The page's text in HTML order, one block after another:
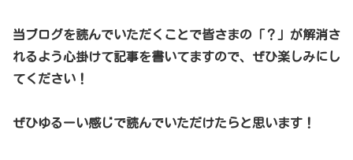
当ブログを読んでいただくことで皆さまの「？」が解消さ
れるよう心掛けて記事を書いてますので、ぜひ楽しみにし
てください！
ぜひゆるーい感じで読んでいただけたらと思います！